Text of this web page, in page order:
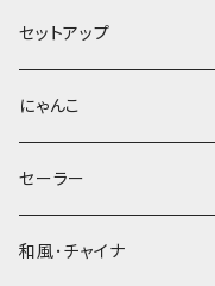
セットアップ
にゃんこ
セーラー
和風･チャイナ